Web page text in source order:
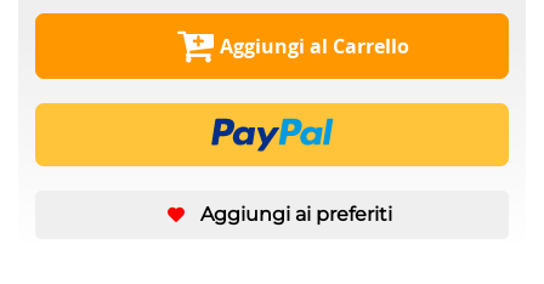
Aggiungi al Carrello
Aggiungi ai preferiti